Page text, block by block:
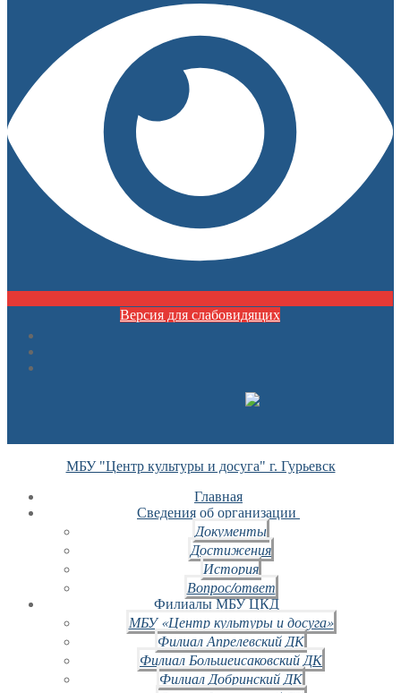
Версия для слабовидящих
МБУ "Центр культуры и досуга" г. Гурьевск
Главная
Сведения об организации
Документы
Достижения
История
Вопрос/ответ
Филиалы МБУ ЦКД
МБУ «Центр культуры и досуга»
Филиал Апрелевский ДК
Филиал Большеисаковский ДК
Филиал Добринский ДК